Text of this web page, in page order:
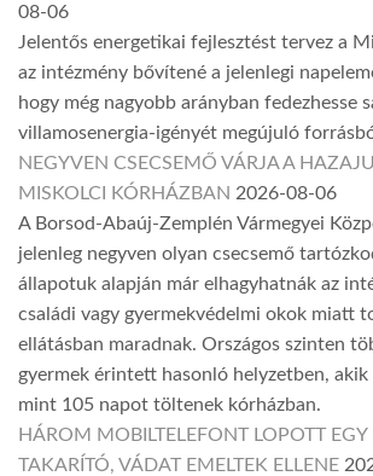
08-06
Jelentős energetikai fejlesztést tervez a
az intézmény bővítené a jelenlegi
hogy még nagyobb arányban fedezhesse
villamosenergia-igényét megújuló
NEGYVEN CSECSEMŐ VÁRJA A
MISKOLCI KÓRHÁZBAN 2026-08-06
A Borsod-Abaúj-Zemplén Vármegyei
jelenleg negyven olyan csecsemő
állapotuk alapján már elhagyhatnák az
családi vagy gyermekvédelmi okok miatt
ellátásban maradnak. Országos szinten
gyermek érintett hasonló helyzetben,
mint 105 napot töltenek kórházban.
HÁROM MOBILTELEFONT LOPOTT EGY
TAKARÍTÓ, VÁDAT EMELTEK ELLENE